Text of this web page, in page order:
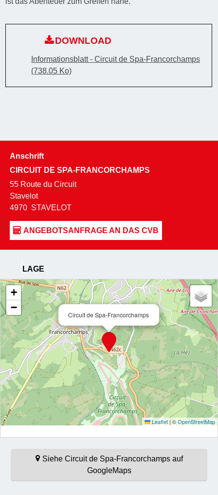
DOWNLOAD
Informationsblatt - Circuit de Spa-Francorchamps
(738.05 Ko)
Anschrift
CIRCUIT DE SPA-FRANCORCHAMPS
55 Route du Circuit
Stavelot
4970 STAVELOT
LAGE
Circuit de Spa-Francorchamps
+
−
Leaflet | ©OpenStreetMap
Siehe Circuit de Spa-Francorchamps auf
GoogleMaps